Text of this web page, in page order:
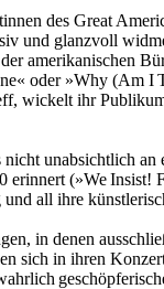
des Great
und glanzvoll
amerikanischen
oder »Why (Am I
wickelt ihr
unabsichtlich an
erinnert (»We Insist!
all ihre
in denen
sich in ihren